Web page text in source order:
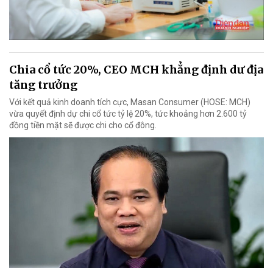
Chia cổ tức 20%, CEO MCH khẳng định dư địa
tăng trưởng
Với kết quả kinh doanh tích cực, Masan Consumer (HOSE: MCH)
vừa quyết định dự chi cổ tức tỷ lệ 20%, tức khoảng hơn 2.600 tỷ
đồng tiền mặt sẽ được chi cho cổ đông.